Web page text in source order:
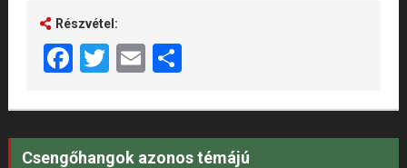
Részvétel:
Facebook
Twitter
EmailShare
Csengőhangok azonos témájú